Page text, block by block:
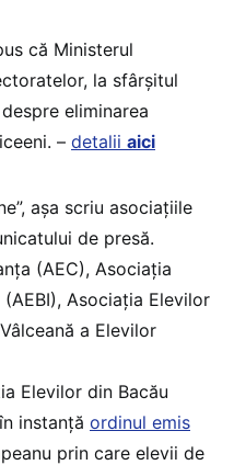
că Ministerul
la sfârșitul
eliminarea
– detalii aici
așa scriu asociațiile
de presă.
(AEC), Asociația
Asociația Elevilor
a Elevilor
Elevilor din Bacău
instanță ordinul emis
prin care elevii de